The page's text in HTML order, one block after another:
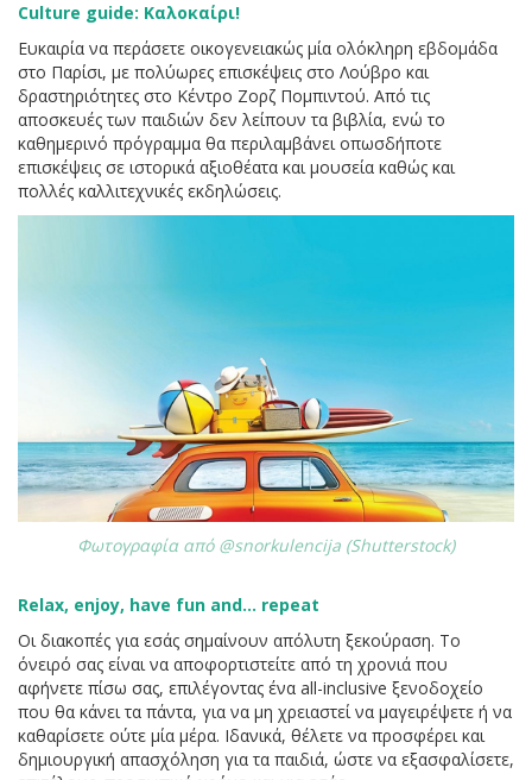
Culture guide: Καλοκαίρι!
Ευκαιρία να περάσετε οικογενειακώς μία ολόκληρη εβδομάδα
στο Παρίσι, με πολύωρες επισκέψεις στο Λούβρο και
δραστηριότητες στο Κέντρο Ζορζ Πομπιντού. Από τις
αποσκευές των παιδιών δεν λείπουν τα βιβλία, ενώ το
καθημερινό πρόγραμμα θα περιλαμβάνει οπωσδήποτε
επισκέψεις σε ιστορικά αξιοθέατα και μουσεία καθώς και
πολλές καλλιτεχνικές εκδηλώσεις.
Φωτογραφία από @snorkulencija (Shutterstock)
Relax, enjoy, have fun and... repeat
Οι διακοπές για εσάς σημαίνουν απόλυτη ξεκούραση. Το
όνειρό σας είναι να αποφορτιστείτε από τη χρονιά που
αφήνετε πίσω σας, επιλέγοντας ένα all-inclusive ξενοδοχείο
που θα κάνει τα πάντα, για να μη χρειαστεί να μαγειρέψετε ή να
καθαρίσετε ούτε μία μέρα. Ιδανικά, θέλετε να προσφέρει και
δημιουργική απασχόληση για τα παιδιά, ώστε να εξασφαλίσετε,